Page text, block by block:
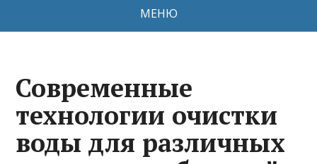
МЕНЮ
Современные
технологии очистки
воды для различных